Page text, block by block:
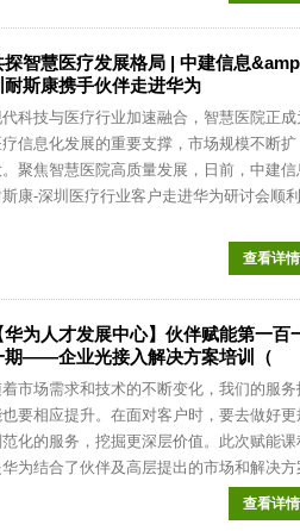
探智慧医疗发展格局 | 中建信息
耐斯康携手伙伴走进华为
科技与医疗行业加速融合，智慧医院正成
疗信息化发展的重要支撑，市场规模不断扩
。聚焦智慧医院高质量发展，日前，中建信
康-深圳医疗行业客户走进华为研讨会顺
查看详
华为人才发展中心】伙伴赋能第一百
期——企业光接入解决方案培训（
着市场需求和技术的不断变化，我们的服务
要相应提升。在面对客户时，要去做好更
化的服务，挖掘更深层价值。此次赋能课
华为结合了伙伴及高层提出的市场和解决
查看详